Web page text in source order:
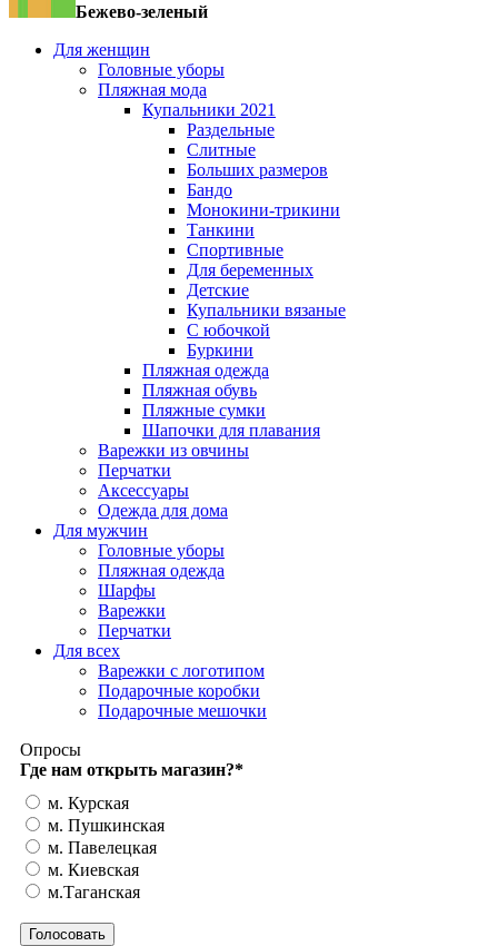
Бежево-зеленый
Для женщин
Головные уборы
Пляжная мода
Купальники 2021
Раздельные
Слитные
Больших размеров
Бандо
Монокини-трикини
Танкини
Спортивные
Для беременных
Детские
Купальники вязаные
С юбочкой
Буркини
Пляжная одежда
Пляжная обувь
Пляжные сумки
Шапочки для плавания
Варежки из овчины
Перчатки
Аксессуары
Одежда для дома
Для мужчин
Головные уборы
Пляжная одежда
Шарфы
Варежки
Перчатки
Для всех
Варежки с логотипом
Подарочные коробки
Подарочные мешочки
Опросы
Где нам открыть магазин?*
м. Курская
м. Пушкинская
м. Павелецкая
м. Киевская
м.Таганская